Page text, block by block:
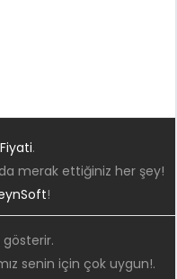
.
merak ettiğiniz her şey!
!
senin için çok uygun!.